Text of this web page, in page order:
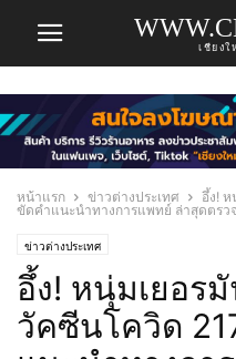
เชียง
หน้าแรก ข่าวต่างประเทศ
อึ้ง! ห
ขัดคำแนะนำทางการแพทย์ ล่าสุดตรว
ข่าวต่างประเทศ
อึ้ง! หนุ่มเยอร
วัคซีนโควิด